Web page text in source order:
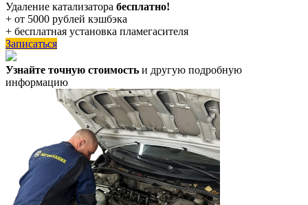
Удаление катализатора бесплатно!
+ от 5000 рублей кэшбэка
+ бесплатная установка пламегасителя
Записаться
Узнайте точную стоимость и другую подробную
информацию